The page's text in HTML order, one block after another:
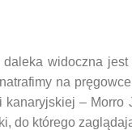
widoczna
na
kanaryjskiej –
do którego